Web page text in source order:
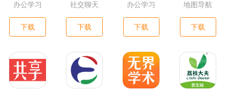
办公学习
下载
社交聊天
下载
办公学习
下载
地图导航
下载